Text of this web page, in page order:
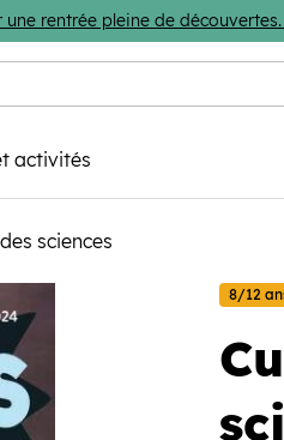
rentrée pleine de
activités
sciences
8/12